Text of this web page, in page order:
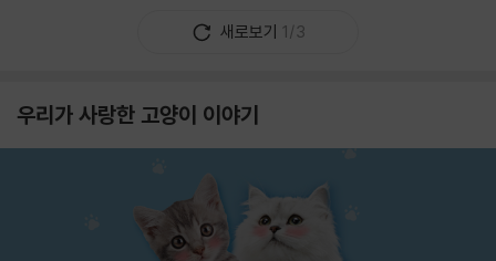
새로보기 1/3
우리가 사랑한 고양이 이야기